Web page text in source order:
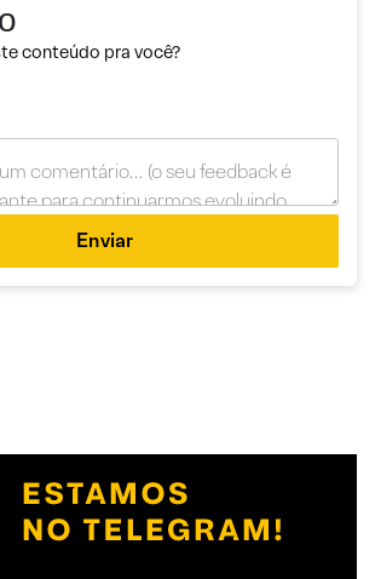
conteúdo pra você?
Enviar